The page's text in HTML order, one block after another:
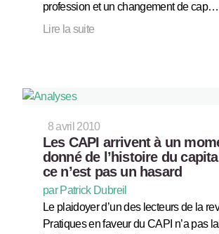
profession et un changement de cap…
Lire la suite
8 avril 2010
Les CAPI arrivent à un
donné de l’histoire du
ce n’est pas un hasard
par Patrick Dubreil
Le plaidoyer d’un des lecteurs de la
Pratiques en faveur du CAPI n’a pas